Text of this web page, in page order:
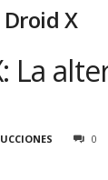
X
La
0